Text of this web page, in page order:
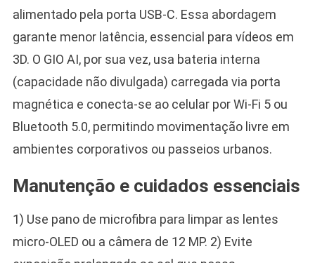
alimentado pela porta USB-C. Essa abordagem
garante menor latência, essencial para vídeos em
3D. O GIO AI, por sua vez, usa bateria interna
(capacidade não divulgada) carregada via porta
magnética e conecta-se ao celular por Wi-Fi 5 ou
Bluetooth 5.0, permitindo movimentação livre em
ambientes corporativos ou passeios urbanos.
Manutenção e cuidados essenciais
1) Use pano de microfibra para limpar as lentes
micro-OLED ou a câmera de 12 MP. 2) Evite